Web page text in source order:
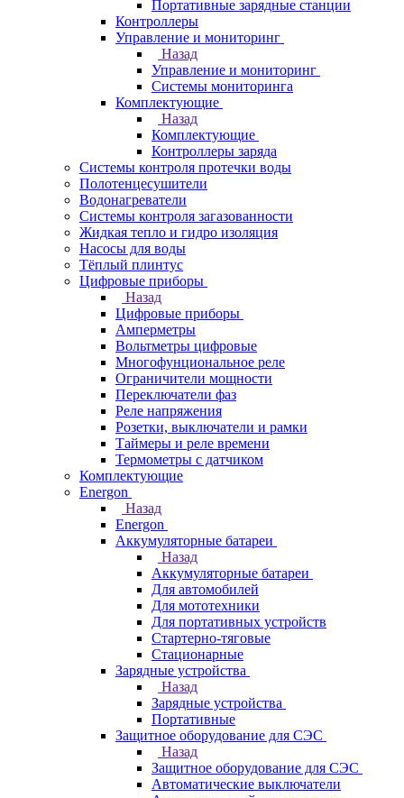
Портативные зарядные станции
Контроллеры
Управление и мониторинг
Назад
Управление и мониторинг
Системы мониторинга
Комплектующие
Назад
Комплектующие
Контроллеры заряда
Системы контроля протечки воды
Полотенцесушители
Водонагреватели
Системы контроля загазованности
Жидкая тепло и гидро изоляция
Насосы для воды
Тёплый плинтус
Цифровые приборы
Назад
Цифровые приборы
Амперметры
Вольтметры цифровые
Многофунциональное реле
Ограничители мощности
Переключатели фаз
Реле напряжения
Розетки, выключатели и рамки
Таймеры и реле времени
Термометры c датчиком
Комплектующие
Energon
Назад
Energon
Аккумуляторные батареи
Назад
Аккумуляторные батареи
Для автомобилей
Для мототехники
Для портативных устройств
Стартерно-тяговые
Стационарные
Зарядные устройства
Назад
Зарядные устройства
Портативные
Защитное оборудование для СЭС
Назад
Защитное оборудование для СЭС
Автоматические выключатели